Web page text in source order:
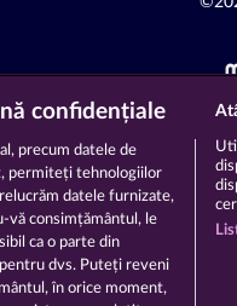
confidențiale
precum datele de
permiteți tehnologiilor
datele furnizate,
vă consimțământul, le
ca o parte din
dvs. Puteți reveni
în orice moment,